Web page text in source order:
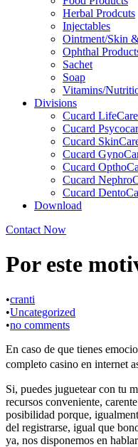
Herbal Prodcuts
Injectables
Ointment/Skin
Ophthal
Sachet
Soap
Vitamins/
Divisions
Cucard
Cucard
Cucard
Cucard
Cucard
Cucard
Cucard
Download
Contact Now
Por este
•cranti
•Uncategorized
•no comments
En caso de que tienes
completo casino en internet
Si, puedes juguetear con tu
recursos conveniente,
posibilidad porque,
del registrarse, igual que
ya, nos disponemos en